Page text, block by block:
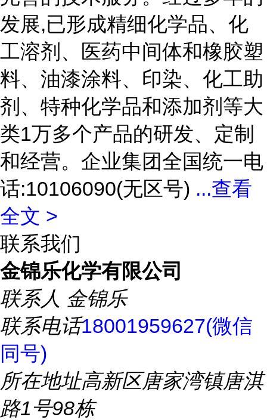
发展,已形成精细化学品、化
工溶剂、医药中间体和橡胶塑
料、油漆涂料、印染、化工助
剂、特种化学品和添加剂等大
类1万多个产品的研发、定制
和经营。企业集团全国统一电
话:10106090(无区号) ...查看
全文 >
联系我们
金锦乐化学有限公司
联系人 金锦乐
联系电话18001959627(微信
同号)
所在地址高新区唐家湾镇唐淇
路1号98栋